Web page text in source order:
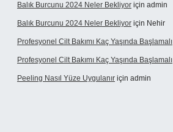
Balık Burcunu 2024 Neler Bekliyor için admin
Balık Burcunu 2024 Neler Bekliyor için Nehir
Profesyonel Cilt Bakımı Kaç Yaşında Başlamalı
Profesyonel Cilt Bakımı Kaç Yaşında Başlamalı
Peeling Nasıl Yüze Uygulanır için admin